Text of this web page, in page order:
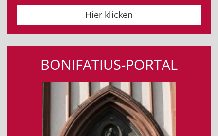
Hier klicken
BONIFATIUS-PORTAL